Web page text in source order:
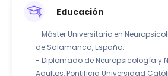
Educación
- Máster Universitario en
de Salamanca, España.
- Diplomado de Neuropsicología y
Adultos, Pontificia Universidad